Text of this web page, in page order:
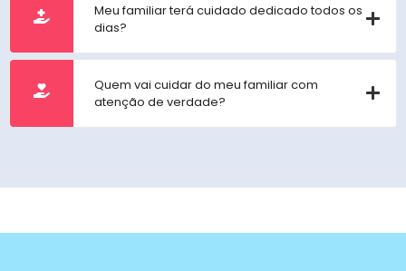
Meu familiar terá cuidado dedicado todos os
dias?
Quem vai cuidar do meu familiar com
atenção de verdade?